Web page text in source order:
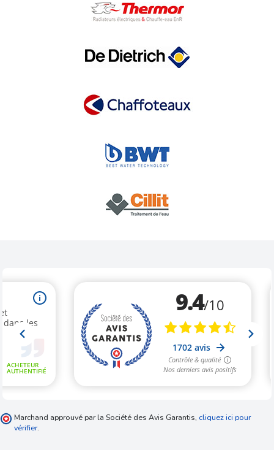
Marchand approuvé par la Société des Avis Garantis, cliquez ici pour
vérifier.